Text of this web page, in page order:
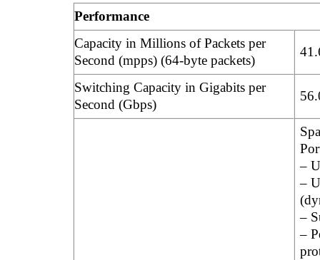
Performance
Capacity in Millions of Packets per
Second (mpps) (64-byte packets)
Switching Capacity in Gigabits per
Second (Gbps)
–
–
–
–